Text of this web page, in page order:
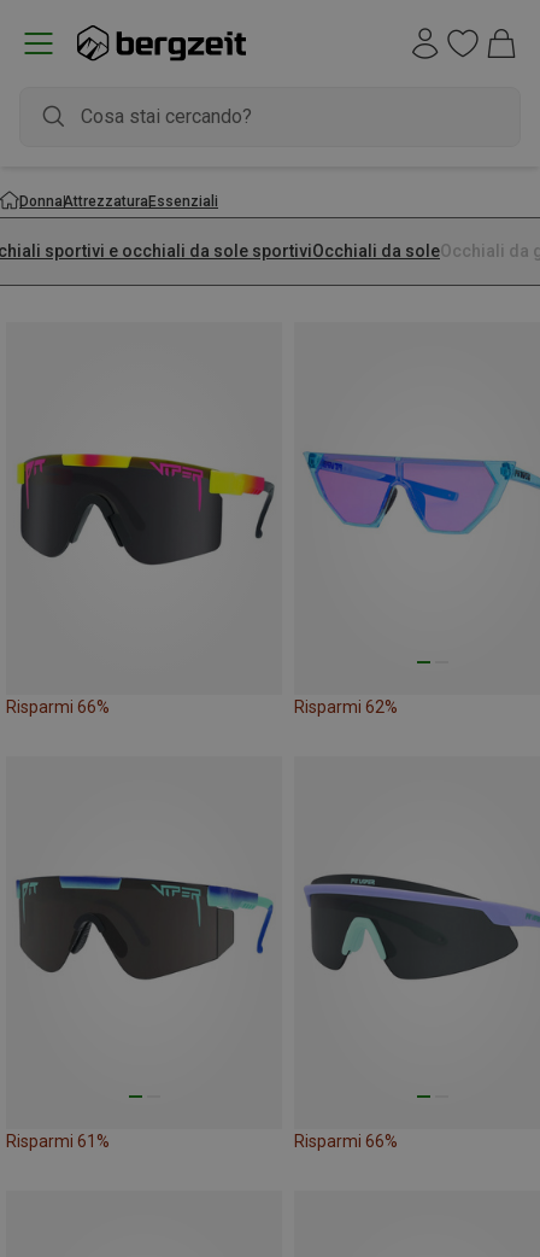
DonnaAttrezzaturaEssenziali
sportivi e occhiali da sole sportiviOcchiali da soleOcchiali da
Risparmi 66% Risparmi 62%
Risparmi 61% Risparmi 66%